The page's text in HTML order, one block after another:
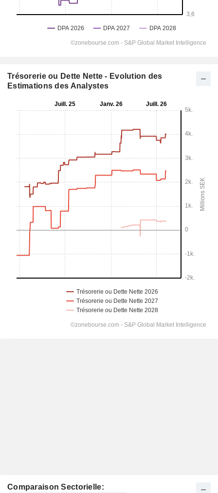
Trésorerie ou Dette Nette - Evolution des
Estimations des Analystes
Comparaison Sectorielle: